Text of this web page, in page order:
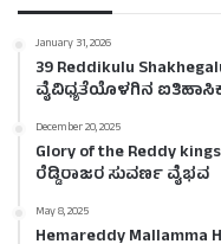
January 31, 2026
39 Reddikulu
ವೈವಿಧ್ಯತೆಯೊಳಗಿನ
December 20, 2025
Glory of the Reddy
ರೆಡ್ಡಿರಾಜರ ಸುವರ್ಣ ವೈಭವ
May 8, 2025
Hemareddy Mallamma